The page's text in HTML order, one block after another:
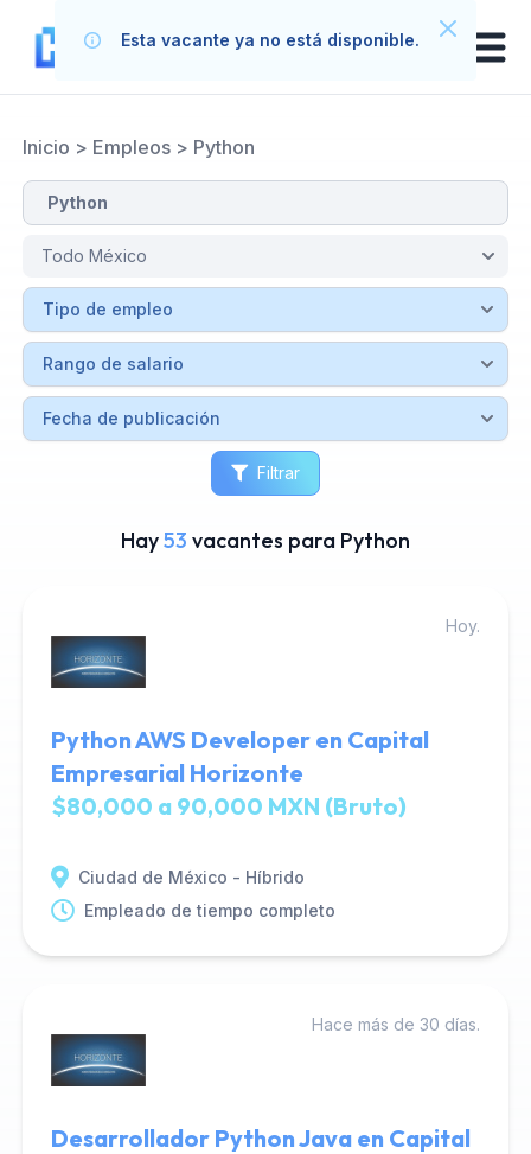
Inicio > Empleos> Python
Filtrar
Hay53 vacantes para Python
Hoy.
Python AWS Developer en Capital
Empresarial Horizonte
$80,000 a 90,000 MXN (Bruto)
Ciudad de México - Híbrido
Empleado de tiempo completo
Hace más de 30 días.
Desarrollador Python Java en Capital
Esta vacante ya no está disponible.